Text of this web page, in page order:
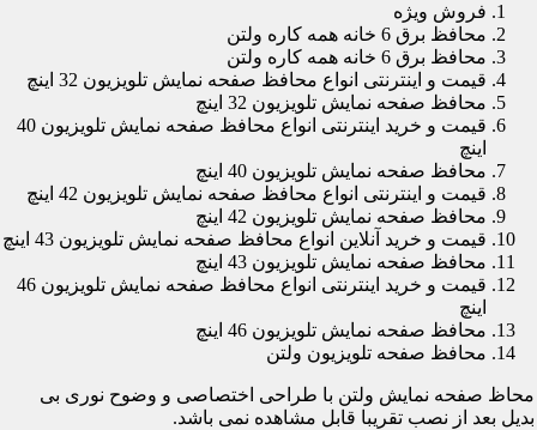
فروش ویژه
محافظ برق 6 خانه همه کاره ولتن
محافظ برق 6 خانه همه کاره ولتن
قیمت و اینترنتی انواع محافظ صفحه نمایش تلویزیون 32 اینچ
محافظ صفحه نمایش تلویزیون 32 اینچ
قیمت و خرید اینترنتی انواع محافظ صفحه نمایش تلویزیون 40
اینچ
محافظ صفحه نمایش تلویزیون 40 اینچ
قیمت و اینترنتی انواع محافظ صفحه نمایش تلویزیون 42 اینچ
محافظ صفحه نمایش تلویزیون 42 اینچ
قیمت و خرید آنلاین انواع محافظ صفحه نمایش تلویزیون 43 اینچ
محافظ صفحه نمایش تلویزیون 43 اینچ
قیمت و خرید اینترنتی انواع محافظ صفحه نمایش تلویزیون 46
اینچ
محافظ صفحه نمایش تلویزیون 46 اینچ
محافظ صفحه تلویزیون ولتن
محاظ صفحه نمایش ولتن با طراحی اختصاصی و وضوح نوری بی
بدیل بعد از نصب تقریبا قابل مشاهده نمی باشد.